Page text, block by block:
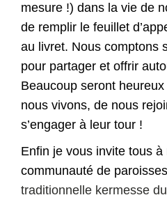
mesure !) dans la vie de
de remplir le feuillet
au livret. Nous comptons
pour partager et offrir
Beaucoup seront
nous vivons, de nous
s’engager à leur tour !
Enfin je vous invite tous à
communauté de
traditionnelle kermesse